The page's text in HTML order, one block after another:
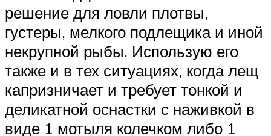
решение для ловли плотвы,
густеры, мелкого подлещика и иной
некрупной рыбы. Использую его
также и в тех ситуациях, когда лещ
капризничает и требует тонкой и
деликатной оснастки с наживкой в
виде 1 мотыля колечком либо 1